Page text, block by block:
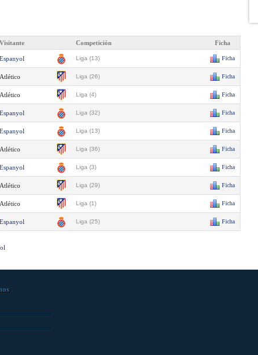
Visitante Competición Ficha
Espanyol Liga (13) Ficha
Atlético Liga (26) Ficha
Atlético Liga (4) Ficha
Espanyol Liga (32) Ficha
Espanyol Liga (13) Ficha
Atlético Liga (36) Ficha
Espanyol Liga (3) Ficha
Atlético Liga (29) Ficha
Atlético Liga (1) Ficha
Espanyol Liga (25) Ficha